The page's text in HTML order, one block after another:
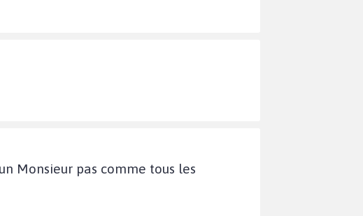
Monsieur pas comme tous les